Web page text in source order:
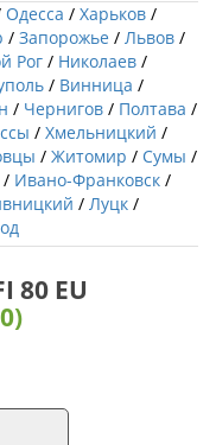
Одесса / Харьков /
/ Запорожье / Львов /
Рог / Николаев /
/ Винница /
/ Чернигов / Полтава /
/ Хмельницкий /
/ Житомир / Сумы /
/ Ивано-Франковск /
/ Луцк /
80 EU